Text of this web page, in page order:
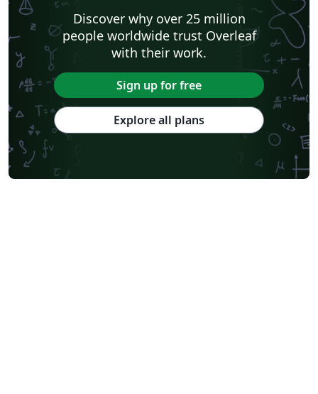
Discover why over 25 million
people worldwide trust Overleaf
with their work.
Sign up for free
Explore all plans